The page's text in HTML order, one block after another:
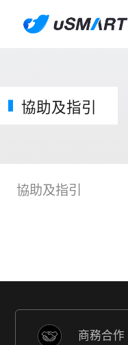
協助及指引
協助及指引
商務合作